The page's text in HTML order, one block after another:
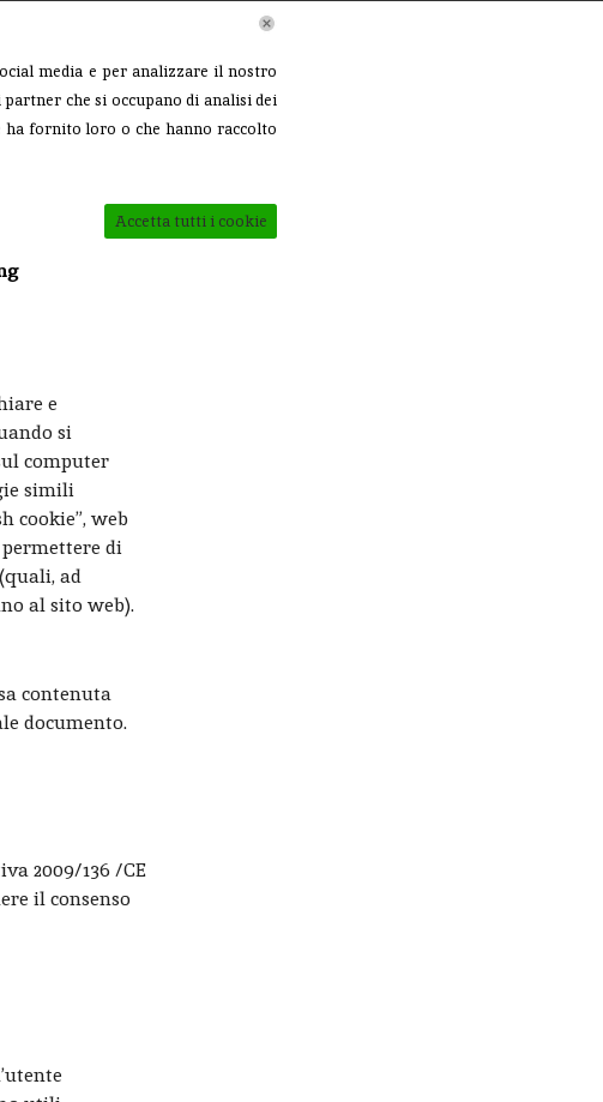
Contatti
e
si
computer
simili
cookie”, web
di
ad
al sito web).
contenuta
documento.
2009/136 /CE
il consenso
media e per analizzare il nostro
che si occupano di analisi dei
fornito loro o che hanno raccolto
Accetta tutti i cookie